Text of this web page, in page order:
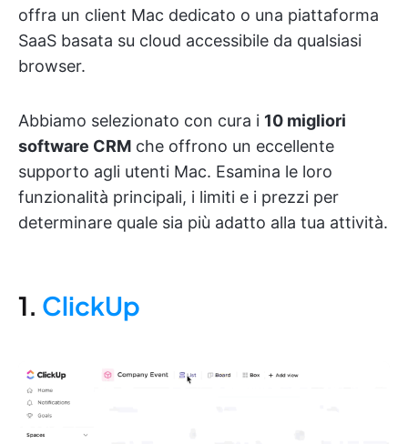
offra un client Mac dedicato o una piattaforma
SaaS basata su cloud accessibile da qualsiasi
browser.
Abbiamo selezionato con cura i 10 migliori
software CRM che offrono un eccellente
supporto agli utenti Mac. Esamina le loro
funzionalità principali, i limiti e i prezzi per
determinare quale sia più adatto alla tua attività.
1. ClickUp